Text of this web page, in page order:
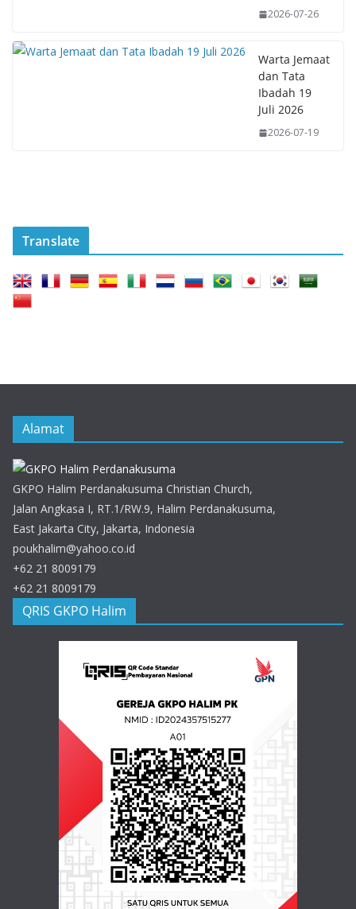
2026-07-26
Warta Jemaat
dan Tata
Ibadah 19
Juli 2026
2026-07-19
Translate
Alamat
GKPO Halim Perdanakusuma Christian Church,
Jalan Angkasa I, RT.1/RW.9, Halim Perdanakusuma,
East Jakarta City, Jakarta, Indonesia
poukhalim@yahoo.co.id
+62 21 8009179
+62 21 8009179
QRIS GKPO Halim